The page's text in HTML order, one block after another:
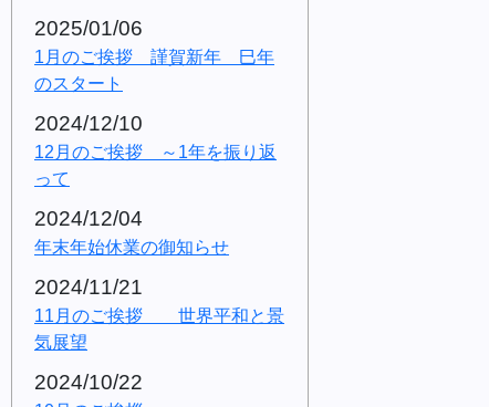
2025/01/06
1月のご挨拶 謹賀新年 巳年
のスタート
2024/12/10
12月のご挨拶 ～1年を振り返
って
2024/12/04
年末年始休業の御知らせ
2024/11/21
11月のご挨拶 世界平和と景
気展望
2024/10/22